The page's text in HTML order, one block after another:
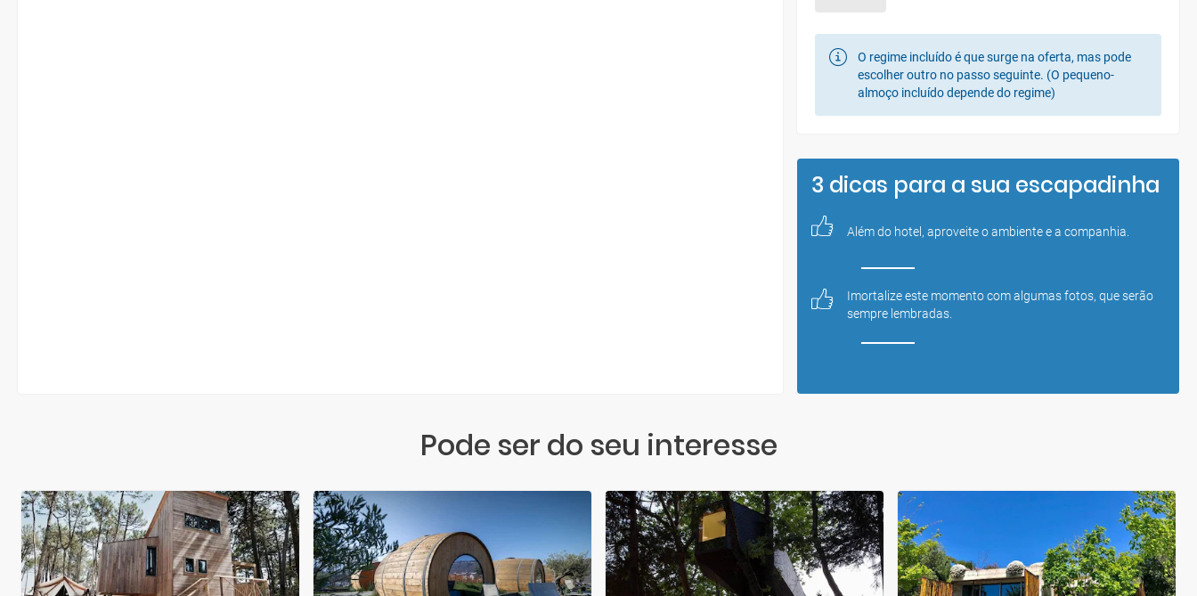
O regime incluído é que surge na oferta, mas pode
escolher outro no passo seguinte. (O pequeno-
almoço incluído depende do regime)
3 dicas para a sua escapadinha
Além do hotel, aproveite o ambiente e a companhia.
Imortalize este momento com algumas fotos, que serão
sempre lembradas.
Pode ser do seu interesse